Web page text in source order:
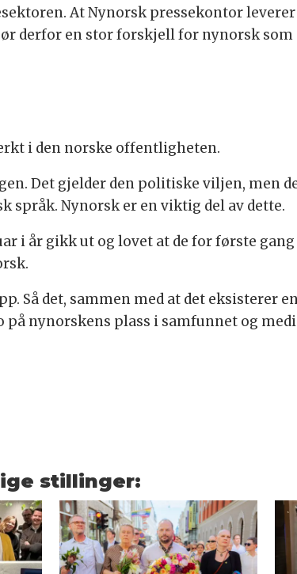
At Nynorsk pressekontor
derfor en stor forskjell for nynorsk som
i den norske offentligheten.
Det gjelder den politiske viljen, men
språk. Nynorsk er en viktig del av dette.
i år gikk ut og lovet at de for første
Så det, sammen med at det eksisterer
nynorskens plass i samfunnet og
stillinger: